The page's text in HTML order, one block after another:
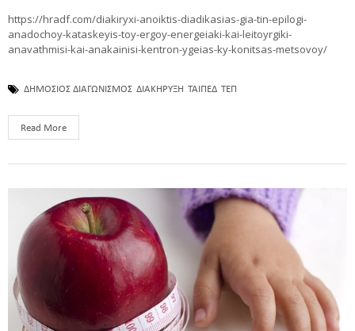
https://hradf.com/diakiryxi-anoiktis-diadikasias-gia-tin-epilogi-
anadochoy-kataskeyis-toy-ergoy-energeiaki-kai-leitoyrgiki-
anavathmisi-kai-anakainisi-kentron-ygeias-ky-konitsas-metsovoy/
ΔΗΜΟΣΙΟΣ ΔΙΑΓΩΝΙΣΜΟΣ ΔΙΑΚΗΡΥΞΗ ΤΑΙΠΕΔ ΤΕΠ
Read More